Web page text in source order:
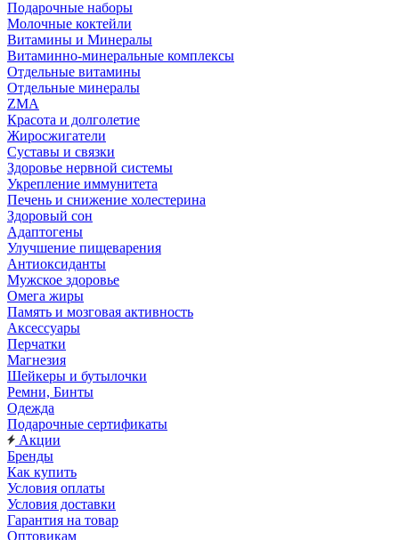
Подарочные наборы
Молочные коктейли
Витамины и Минералы
Витаминно-минеральные комплексы
Отдельные витамины
Отдельные минералы
ZMA
Красота и долголетие
Жиросжигатели
Суставы и связки
Здоровье нервной системы
Укрепление иммунитета
Печень и снижение холестерина
Здоровый сон
Адаптогены
Улучшение пищеварения
Антиоксиданты
Мужское здоровье
Омега жиры
Память и мозговая активность
Аксессуары
Перчатки
Магнезия
Шейкеры и бутылочки
Ремни, Бинты
Одежда
Подарочные сертификаты
Акции
Бренды
Как купить
Условия оплаты
Условия доставки
Гарантия на товар
Оптовикам